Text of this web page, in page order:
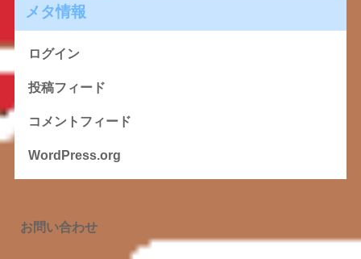
メタ情報
ログイン
投稿フィード
コメントフィード
WordPress.org
お問い合わせ